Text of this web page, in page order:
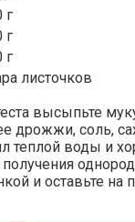
г
г
г
листочков
высыпьте
дрожжи, соль,
теплой воды и
и оставьте на